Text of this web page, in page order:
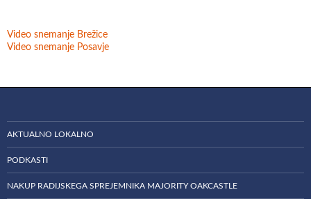
Video snemanje Brežice
Video snemanje Posavje
AKTUALNO LOKALNO
PODKASTI
NAKUP RADIJSKEGA SPREJEMNIKA MAJORITY OAKCASTLE